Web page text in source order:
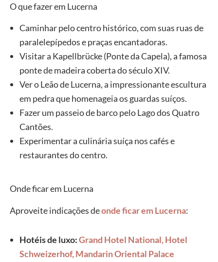
O que fazer em Lucerna
Caminhar pelo centro histórico, com suas ruas de
paralelepípedos e praças encantadoras.
Visitar a Kapellbrücke (Ponte da Capela), a famosa
ponte de madeira coberta do século XIV.
Ver o Leão de Lucerna, a impressionante escultura
em pedra que homenageia os guardas suíços.
Fazer um passeio de barco pelo Lago dos Quatro
Cantões.
Experimentar a culinária suíça nos cafés e
restaurantes do centro.
Onde ficar em Lucerna
Aproveite indicações deonde ficar em Lucerna:
Hotéis de luxo:Grand Hotel National,Hotel
Schweizerhof,Mandarin Oriental Palace